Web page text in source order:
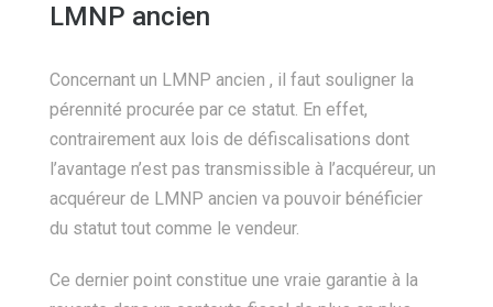
LMNP ancien
Concernant un LMNP ancien , il faut souligner la
pérennité procurée par ce statut. En effet,
contrairement aux lois de défiscalisations dont
l’avantage n’est pas transmissible à l’acquéreur, un
acquéreur de LMNP ancien va pouvoir bénéficier
du statut tout comme le vendeur.
Ce dernier point constitue une vraie garantie à la